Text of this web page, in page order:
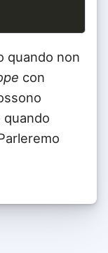
quando non
con